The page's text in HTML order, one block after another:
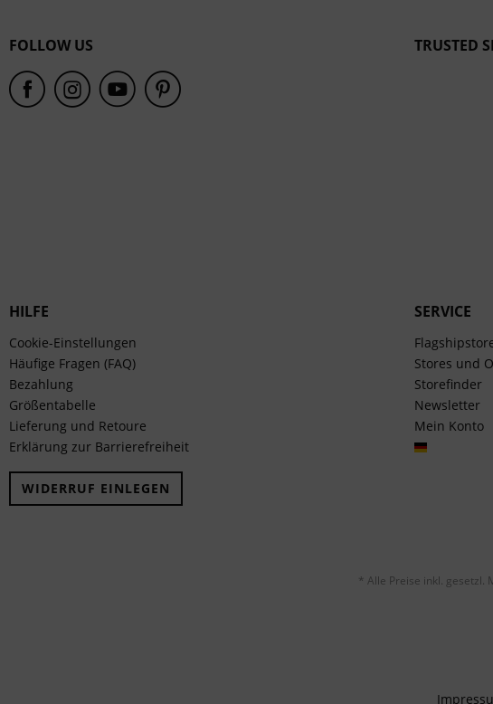
FOLLOW US TRUSTED
HILFE
Cookie-Einstellungen
Häufige Fragen (FAQ)
Bezahlung
Größentabelle
Lieferung und Retoure
Erklärung zur Barrierefreiheit
WIDERRUF EINLEGEN
SERVICE
Stores und
Storefinder
Newsletter
Mein Konto
* Alle Preise inkl. gesetzl.